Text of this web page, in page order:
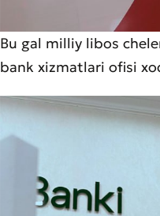
Bu gal milliy libos
bank xizmatlari ofisi